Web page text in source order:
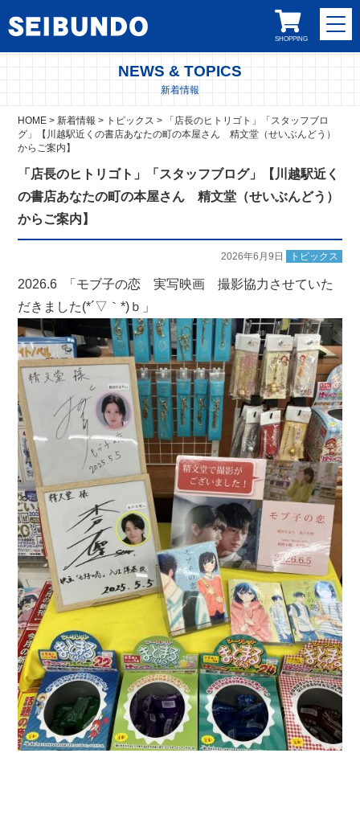
SHOPPING
NEWS & TOPICS
新着情報
HOME >新着情報 > トピックス >
「店長のヒトリゴト」「スタッフブロ
グ」【川越駅近くの書店あなたの町の本屋さん 精文堂（せいぶんどう）
からご案内】
「店長のヒトリゴト」「スタッフブログ」【川越駅近く
の書店あなたの町の本屋さん 精文堂（せいぶんどう）
からご案内】
2026年6月9日 トピックス
2026.6 「モブ子の恋 実写映画 撮影協力させていた
だきました(*´▽｀*)ｂ」